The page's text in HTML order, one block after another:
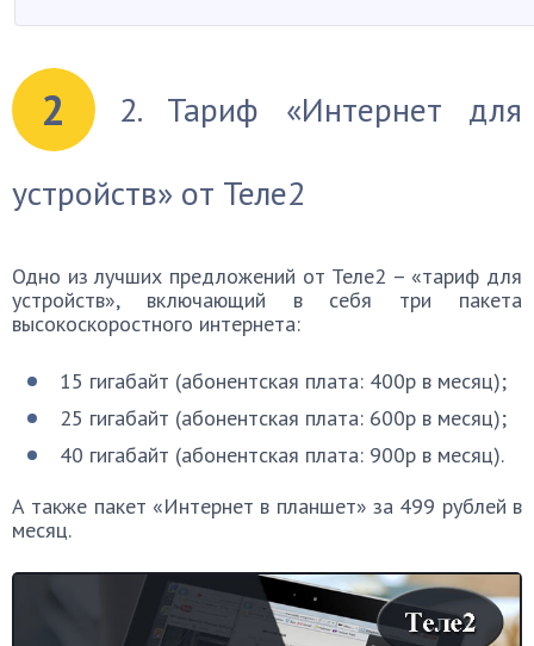
2
2. Тариф «Интернет для
устройств» от Теле2
Одно из лучших предложений от Теле2 – «тариф для
устройств», включающий в себя три пакета
высокоскоростного интернета:
15 гигабайт (абонентская плата: 400p в месяц);
25 гигабайт (абонентская плата: 600p в месяц);
40 гигабайт (абонентская плата: 900p в месяц).
А также пакет «Интернет в планшет» за 499 рублей в
месяц.